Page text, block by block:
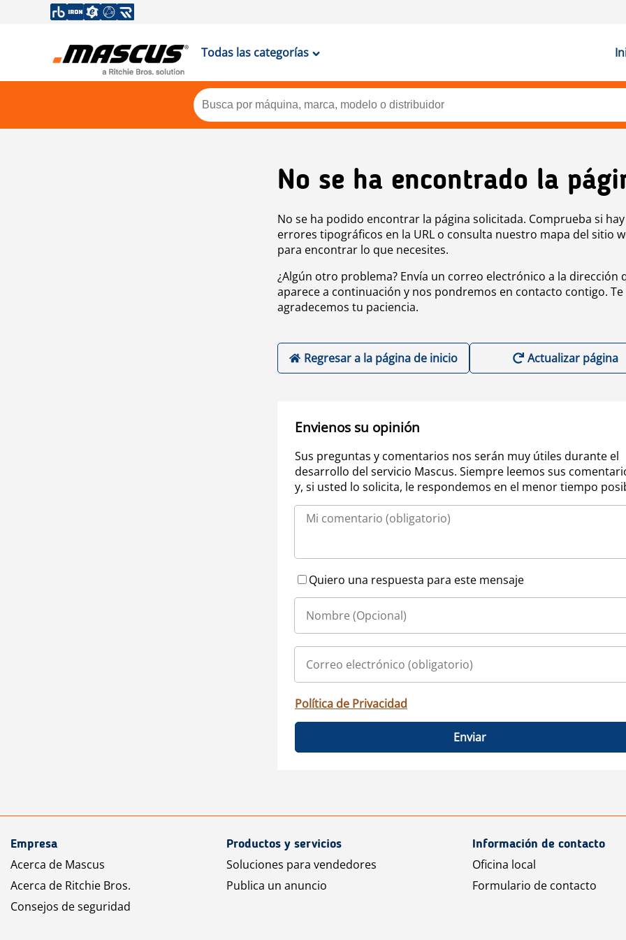
Todas las categorías
No se ha encontrado la
No se ha podido encontrar la página solicitada. Comprueba si hay
errores tipográficos en la URL o consulta nuestro mapa del sitio
para encontrar lo que necesites.
¿Algún otro problema? Envía un correo electrónico a la dirección
aparece a continuación y nos pondremos en contacto contigo. Te
agradecemos tu paciencia.
Regresar a la página de inicio Actualizar página
Envienos su opinión
Sus preguntas y comentarios nos serán muy útiles durante el
desarrollo del servicio Mascus. Siempre leemos sus
y, si usted lo solicita, le respondemos en el menor tiempo
Quiero una respuesta para este mensaje
Política de Privacidad
Enviar
Empresa
Acerca de Mascus
Acerca de Ritchie Bros.
Consejos de seguridad
Productos y servicios
Soluciones para vendedores
Publica un anuncio
Información de contacto
Oficina local
Formulario de contacto